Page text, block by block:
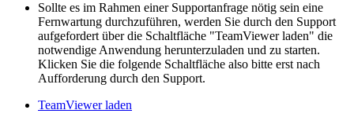
Sollte es im Rahmen einer Supportanfrage nötig sein eine
Fernwartung durchzuführen, werden Sie durch den Support
aufgefordert über die Schaltfläche "TeamViewer laden" die
notwendige Anwendung herunterzuladen und zu starten.
Klicken Sie die folgende Schaltfläche also bitte erst nach
Aufforderung durch den Support.
TeamViewer laden